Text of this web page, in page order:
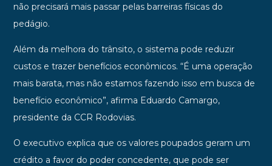
não precisará mais passar pelas barreiras físicas do
pedágio.
Além da melhora do trânsito, o sistema pode reduzir
custos e trazer benefícios econômicos. “É uma operação
mais barata, mas não estamos fazendo isso em busca de
benefício econômico”, afirma Eduardo Camargo,
presidente da CCR Rodovias.
O executivo explica que os valores poupados geram um
crédito a favor do poder concedente, que pode ser